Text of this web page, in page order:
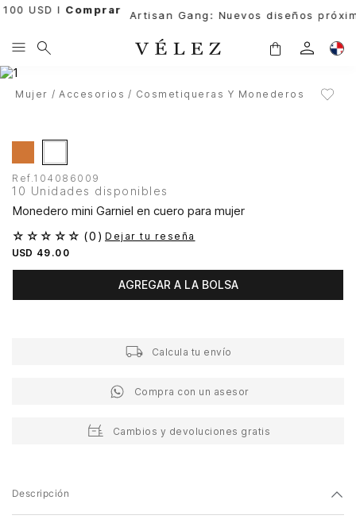
lComprar Artisan Gang: Nuevos diseños
Mujer Accesorios Cosmetiqueras Y Monederos
Ref.104086009
10 Unidades disponibles
Monedero mini Garniel en cuero para mujer
☆ ☆ ☆ ☆ ☆ (0 ) Dejar tu reseña
USD 49 .00
AGREGAR A LA BOLSA
Calcula tu envío
Compra con un asesor
Cambios y devoluciones gratis
Descripción